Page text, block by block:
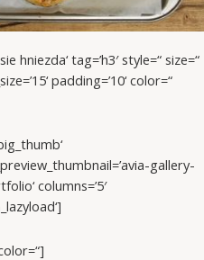
hniezda‘ tag=’h3′ style=“ size=“
padding=’10‘ color=“
gallery-
columns=’5′